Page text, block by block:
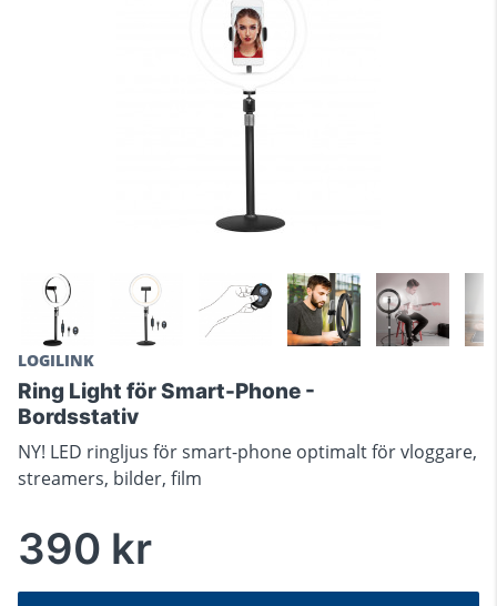
LOGILINK
Ring Light för Smart-Phone -
Bordsstativ
NY! LED ringljus för smart-phone optimalt för vloggare,
streamers, bilder, film
390 kr